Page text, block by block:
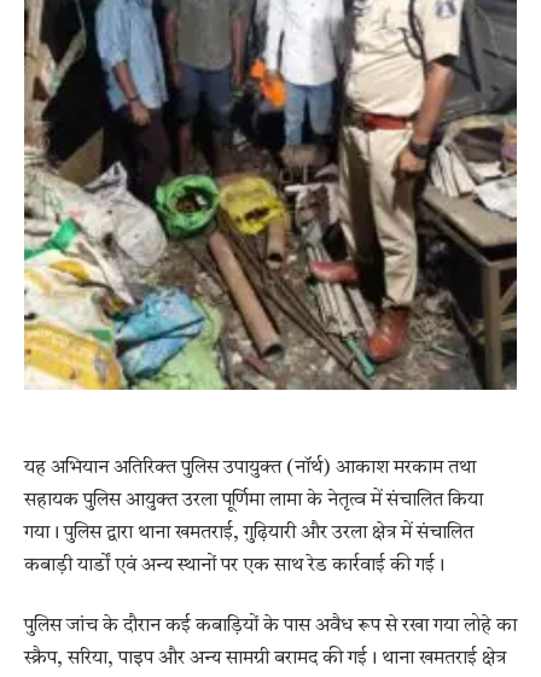
यह अभियान अतिरिक्त पुलिस उपायुक्त (नॉर्थ) आकाश मरकामतथा
सहायक पुलिस आयुक्त उरलापूर्णिमा लामाके नेतृत्व में संचालित किया
गया। पुलिस द्वारा थाना खमतराई, गुढ़ियारी और उरला क्षेत्र में संचालित
कबाड़ी यार्डों एवं अन्य स्थानों पर एक साथ रेड कार्रवाई की गई।
पुलिस जांच के दौरान कई कबाड़ियों के पास अवैध रूप से रखा गया लोहे का
स्क्रैप, सरिया, पाइप और अन्य सामग्री बरामद की गई। थाना खमतराई क्षेत्र